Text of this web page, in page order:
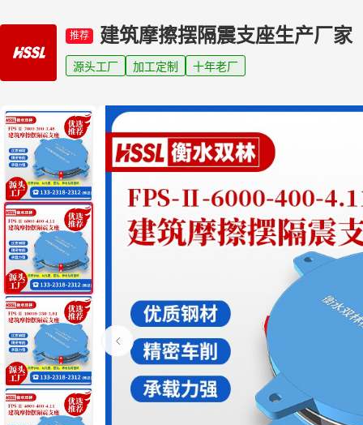
推荐 建筑摩擦摆隔震支座生产厂家
源头工厂 加工定制 十年老厂